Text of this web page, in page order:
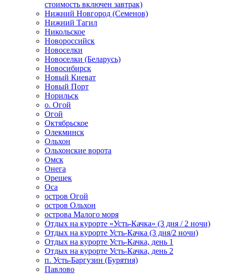
стоимость включен завтрак)
Нижний Новгород (Семенов)
Нижний Тагил
Никольское
Новороссийск
Новоселки
Новоселки (Беларусь)
Новосибирск
Новый Киеват
Новый Порт
Норильск
о. Огой
Огой
Октябрьское
Олекминск
Ольхон
Ольхонские ворота
Омск
Онега
Орешек
Оса
остров Огой
остров Ольхон
острова Малого моря
Отдых на курорте «Усть-Качка» (3 дня / 2 ночи)
Отдых на курорте Усть-Качка (3 дня/2 ночи)
Отдых на курорте Усть-Качка, день 1
Отдых на курорте Усть-Качка, день 2
п. Усть-Баргузин (Бурятия)
Павлово